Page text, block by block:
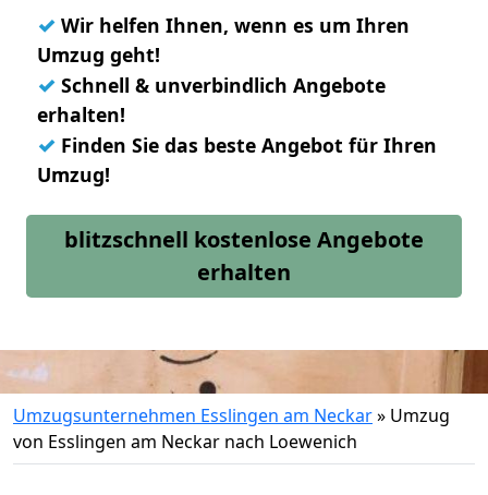
✓ Wir helfen Ihnen, wenn es um Ihren
Umzug geht!
✓ Schnell & unverbindlich Angebote
erhalten!
✓ Finden Sie das beste Angebot für Ihren
Umzug!
blitzschnell kostenlose Angebote
erhalten
Umzugsunternehmen Esslingen am Neckar» Umzug
von Esslingen am Neckar nach Loewenich